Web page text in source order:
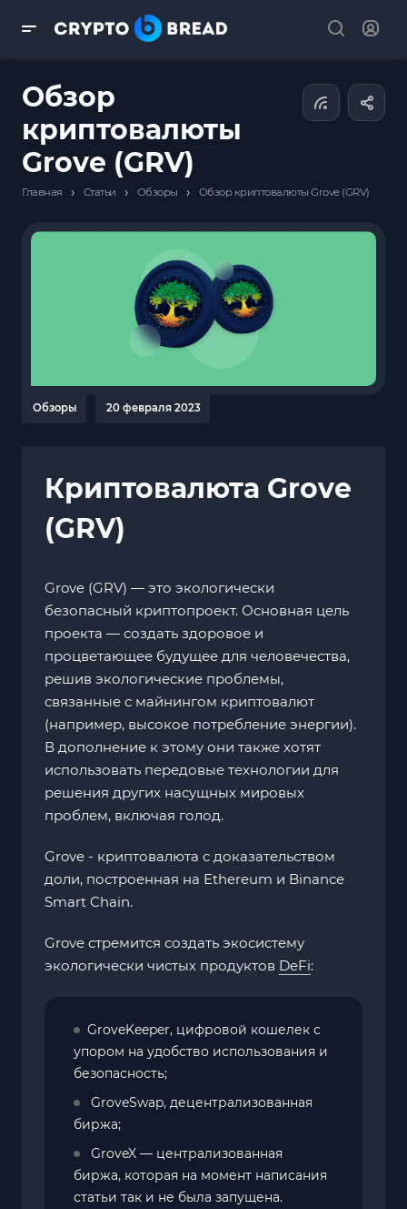
Обзор
криптовалюты
Grove (GRV)
Главная › Статьи › Обзоры › Обзор криптовалюты Grove (GRV)
Обзоры 20 февраля 2023
Криптовалюта Grove
(GRV)
Grove (GRV) — это экологически
безопасный криптопроект. Основная цель
проекта — создать здоровое и
процветающее будущее для человечества,
решив экологические проблемы,
связанные с майнингом криптовалют
(например, высокое потребление энергии).
В дополнение к этому они также хотят
использовать передовые технологии для
решения других насущных мировых
проблем, включая голод.
Grove - криптовалюта с доказательством
доли, построенная на Ethereum и Binance
Smart Chain.
Grove стремится создать экосистему
экологически чистых продуктов DeFi:
GroveKeeper, цифровой кошелек с
упором на удобство использования и
безопасность;
GroveSwap, децентрализованная
биржа;
GroveX — централизованная
биржа, которая на момент написания
статьи так и не была запущена.